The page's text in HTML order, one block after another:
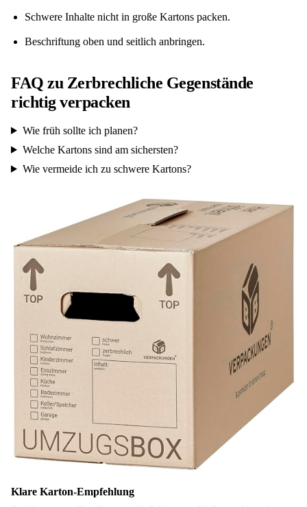
Schwere Inhalte nicht in große Kartons packen.
Beschriftung oben und seitlich anbringen.
FAQ zu Zerbrechliche Gegenstände
richtig verpacken
Wie früh sollte ich planen?
Welche Kartons sind am sichersten?
Wie vermeide ich zu schwere Kartons?
Klare Karton-Empfehlung